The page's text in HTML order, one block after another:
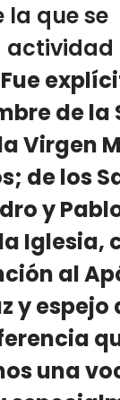
la que se
Fue
de
Virgen
de los
y
Iglesia,
al
y espejo
una